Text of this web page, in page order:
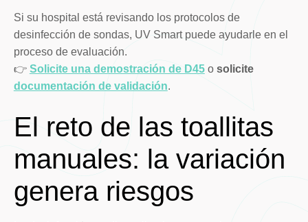
Si su hospital está revisando los protocolos de
desinfección de sondas, UV Smart puede ayudarle en el
proceso de evaluación.
👉 Solicite una demostración de D45o solicite
documentación de validación.
El reto de las toallitas
manuales: la variación
genera riesgos